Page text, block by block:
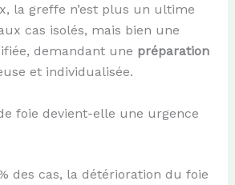
la greffe n’est plus un ultime
cas isolés, mais bien une
demandant une préparation
et individualisée.
foie devient-elle une urgence
des cas, la détérioration du foie